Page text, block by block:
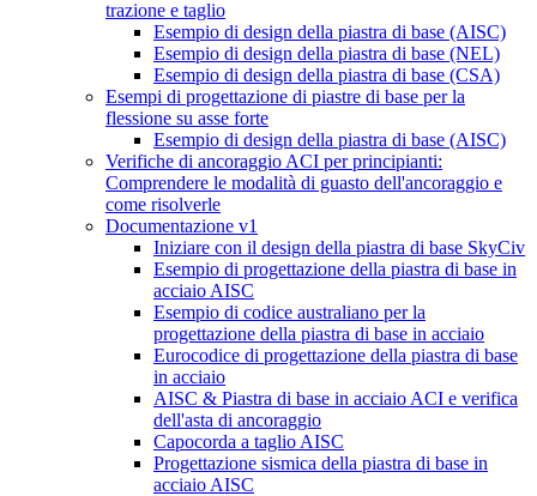
trazione e taglio
Esempio di design della piastra di base (AISC)
Esempio di design della piastra di base (NEL)
Esempio di design della piastra di base (CSA)
Esempi di progettazione di piastre di base per la
flessione su asse forte
Esempio di design della piastra di base (AISC)
Verifiche di ancoraggio ACI per principianti:
Comprendere le modalità di guasto dell'ancoraggio e
come risolverle
Documentazione v1
Iniziare con il design della piastra di base SkyCiv
Esempio di progettazione della piastra di base in
acciaio AISC
Esempio di codice australiano per la
progettazione della piastra di base in acciaio
Eurocodice di progettazione della piastra di base
in acciaio
AISC & Piastra di base in acciaio ACI e verifica
dell'asta di ancoraggio
Capocorda a taglio AISC
Progettazione sismica della piastra di base in
acciaio AISC